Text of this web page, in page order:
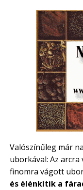
Valószínűleg már
uborkával: Az
finomra vágott
és élénkítik a